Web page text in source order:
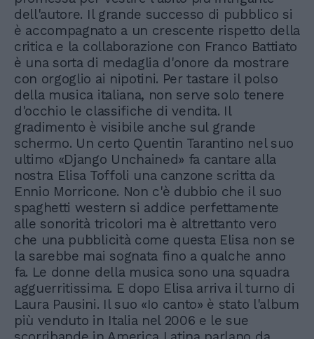
dell'autore. Il grande successo di pubblico si
è accompagnato a un crescente rispetto della
critica e la collaborazione con Franco Battiato
è una sorta di medaglia d'onore da mostrare
con orgoglio ai nipotini. Per tastare il polso
della musica italiana, non serve solo tenere
d'occhio le classifiche di vendita. Il
gradimento è visibile anche sul grande
schermo. Un certo Quentin Tarantino nel suo
ultimo «Django Unchained» fa cantare alla
nostra Elisa Toffoli una canzone scritta da
Ennio Morricone. Non c'è dubbio che il suo
spaghetti western si addice perfettamente
alle sonorità tricolori ma è altrettanto vero
che una pubblicità come questa Elisa non se
la sarebbe mai sognata fino a qualche anno
fa. Le donne della musica sono una squadra
agguerritissima. E dopo Elisa arriva il turno di
Laura Pausini. Il suo «Io canto» è stato l'album
più venduto in Italia nel 2006 e le sue